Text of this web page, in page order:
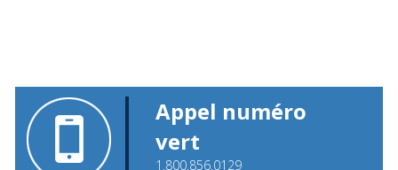
Appel numéro
vert
1.800.856.0129